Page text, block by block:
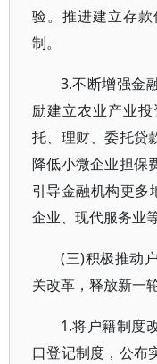
验。推进建立存
制。
3.不断增强金
励建立农业产业
托、理财、委托贷
降低小微企业担保
引导金融机构更多
企业、现代服务业
(三)积极推动
关改革，释放新一
1.将户籍制度
口登记制度，公布